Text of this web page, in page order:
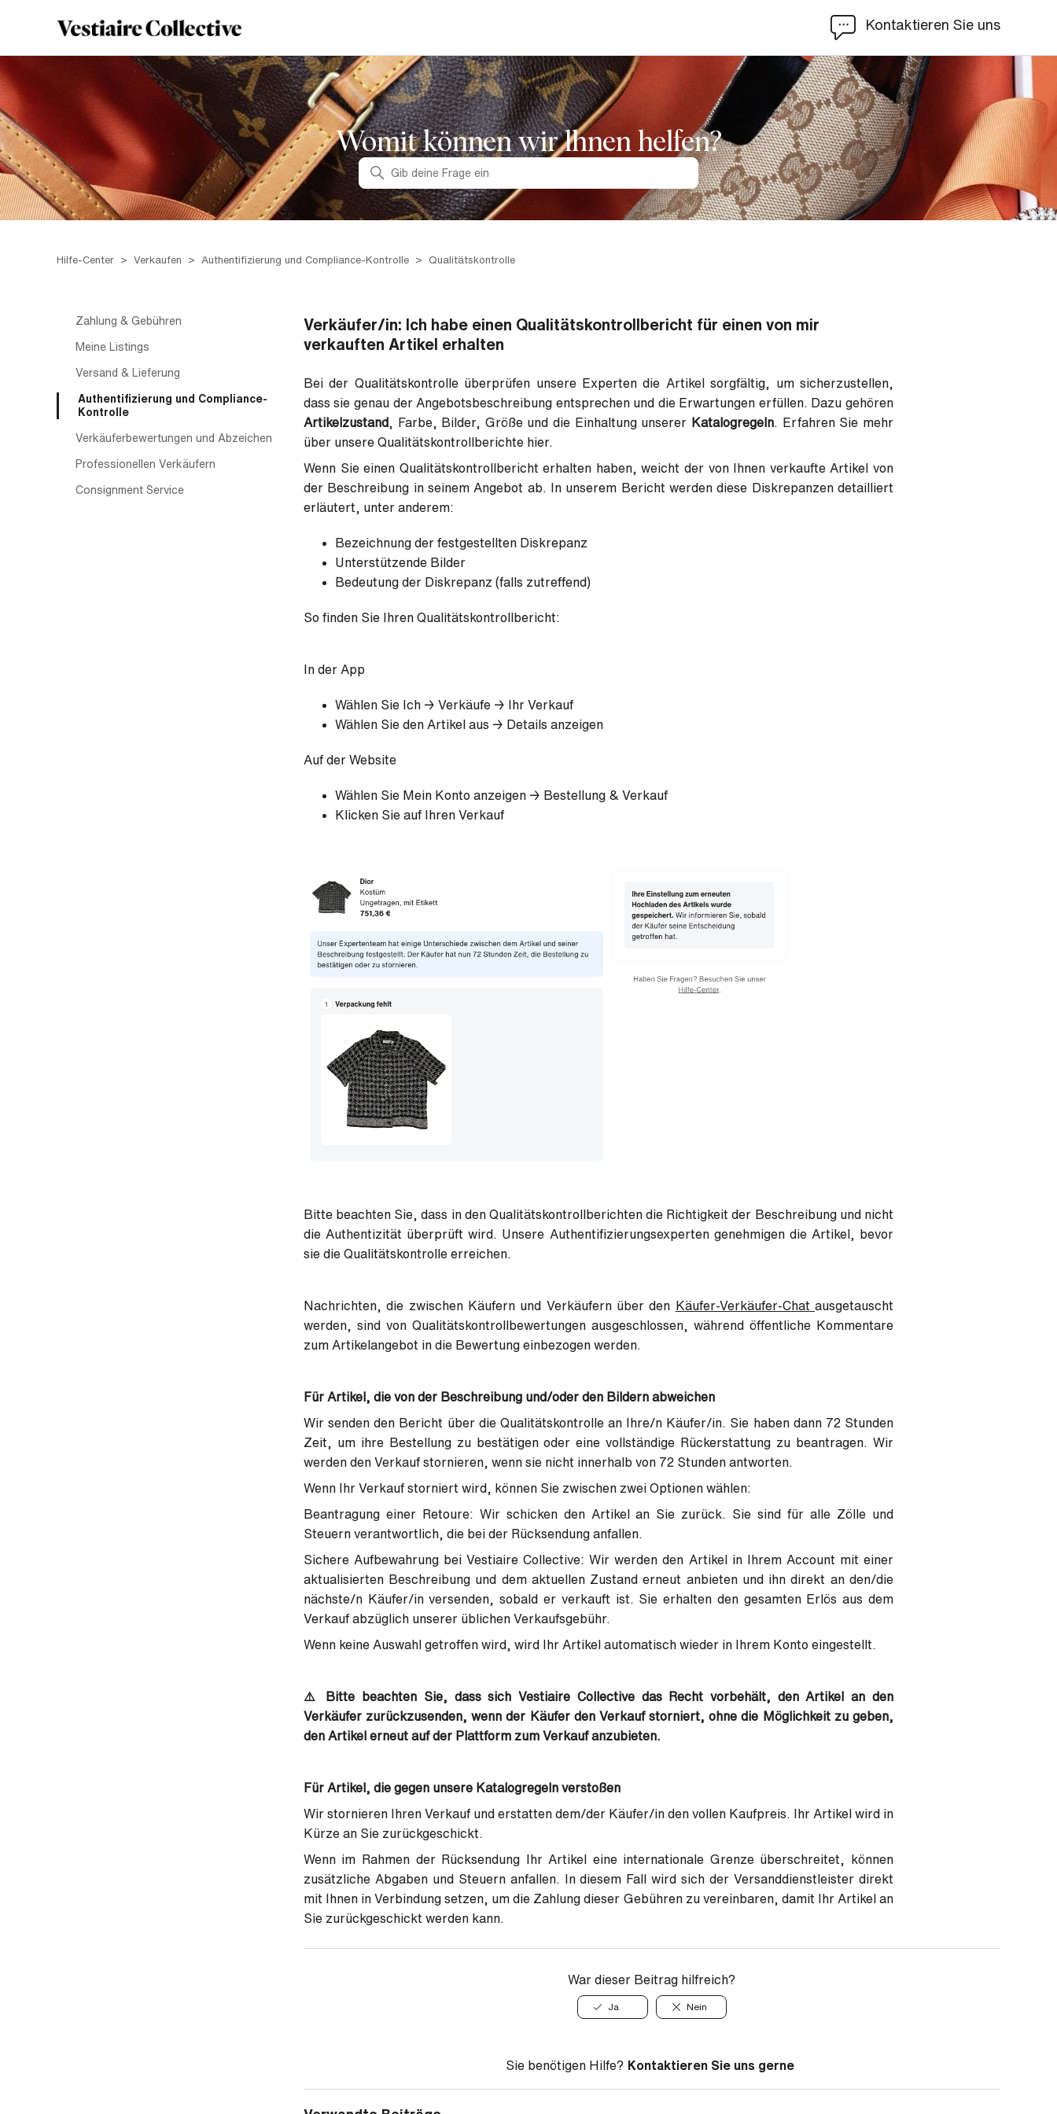
Kontaktieren Sie uns
Womit können wir lhnen helfen?
Suche
Hilfe-Center Verkaufen Authentifizierung und Compliance-Kontrolle Qualitätskontrolle
Zahlung & Gebühren
Meine Listings
Versand & Lieferung
Authentifizierung und Compliance-
Kontrolle
Verkäuferbewertungen und Abzeichen
Professionellen Verkäufern
Consignment Service
Verkäufer/in: Ich habe einen Qualitätskontrollbericht für einen von mir
verkauften Artikel erhalten
Bei der Qualitätskontrolle überprüfen unsere Experten die Artikel sorgfältig, um sicherzustellen,
dass sie genau der Angebotsbeschreibung entsprechen und die Erwartungen erfüllen. Dazu gehören
Artikelzustand
, Farbe, Bilder, Größe und die Einhaltung unserer Katalogregeln . Erfahren Sie mehr
über unsere Qualitätskontrollberichte hier.
Wenn Sie einen Qualitätskontrollbericht erhalten haben, weicht der von Ihnen verkaufte Artikel von
der Beschreibung in seinem Angebot ab. In unserem Bericht werden diese Diskrepanzen detailliert
erläutert, unter anderem:
Bezeichnung der festgestellten Diskrepanz
Unterstützende Bilder
Bedeutung der Diskrepanz (falls zutreffend)
So finden Sie Ihren Qualitätskontrollbericht:
In der App
Wählen Sie Ich → Verkäufe → Ihr Verkauf
Wählen Sie den Artikel aus → Details anzeigen
Auf der Website
Wählen Sie Mein Konto anzeigen → Bestellung & Verkauf
Klicken Sie auf Ihren Verkauf
Bitte beachten Sie, dass in den Qualitätskontrollberichten die Richtigkeit der Beschreibung und nicht
die Authentizität überprüft wird. Unsere Authentifizierungsexperten genehmigen die Artikel, bevor
sie die Qualitätskontrolle erreichen.
Nachrichten, die zwischen Käufern und Verkäufern über den Käufer-Verkäufer-Chat ausgetauscht
werden, sind von Qualitätskontrollbewertungen ausgeschlossen, während öffentliche Kommentare
zum Artikelangebot in die Bewertung einbezogen werden.
Für Artikel, die von der Beschreibung und/oder den Bildern abweichen
Wir senden den Bericht über die Qualitätskontrolle an Ihre/n Käufer/in. Sie haben dann 72 Stunden
Zeit, um ihre Bestellung zu bestätigen oder eine vollständige Rückerstattung zu beantragen. Wir
werden den Verkauf stornieren, wenn sie nicht innerhalb von 72 Stunden antworten.
Wenn Ihr Verkauf storniert wird, können Sie zwischen zwei Optionen wählen:
Beantragung einer Retoure: Wir schicken den Artikel an Sie zurück. Sie sind für alle Zölle und
Steuern verantwortlich, die bei der Rücksendung anfallen.
Sichere Aufbewahrung bei Vestiaire Collective: Wir werden den Artikel in Ihrem Account mit einer
aktualisierten Beschreibung und dem aktuellen Zustand erneut anbieten und ihn direkt an den/die
nächste/n Käufer/in versenden, sobald er verkauft ist. Sie erhalten den gesamten Erlös aus dem
Verkauf abzüglich unserer üblichen Verkaufsgebühr.
Wenn keine Auswahl getroffen wird, wird Ihr Artikel automatisch wieder in Ihrem Konto eingestellt.
⚠️ Bitte beachten Sie, dass sich Vestiaire Collective das Recht vorbehält, den Artikel an den
Verkäufer zurückzusenden, wenn der Käufer den Verkauf storniert, ohne die Möglichkeit zu geben,
den Artikel erneut auf der Plattform zum Verkauf anzubieten.
Für Artikel, die gegen unsere Katalogregeln verstoßen
Wir stornieren Ihren Verkauf und erstatten dem/der Käufer/in den vollen Kaufpreis. Ihr Artikel wird in
Kürze an Sie zurückgeschickt.
Wenn im Rahmen der Rücksendung Ihr Artikel eine internationale Grenze überschreitet, können
zusätzliche Abgaben und Steuern anfallen. In diesem Fall wird sich der Versanddienstleister direkt
mit Ihnen in Verbindung setzen, um die Zahlung dieser Gebühren zu vereinbaren, damit Ihr Artikel an
Sie zurückgeschickt werden kann.
War dieser Beitrag hilfreich?
Ja Nein
Sie benötigen Hilfe? Kontaktieren Sie uns gerne